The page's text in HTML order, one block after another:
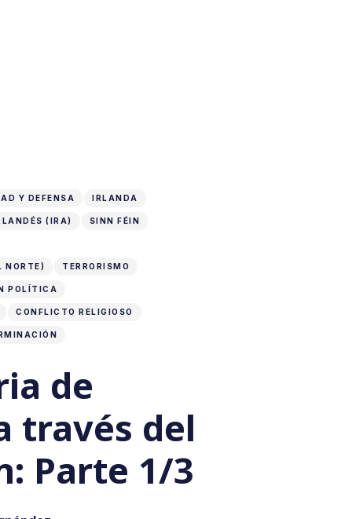
Y DEFENSA IRLANDA
(IRA) SINN FÉIN
NORTE) TERRORISMO
POLÍTICA
CONFLICTO RELIGIOSO
de
través del
Parte 1/3